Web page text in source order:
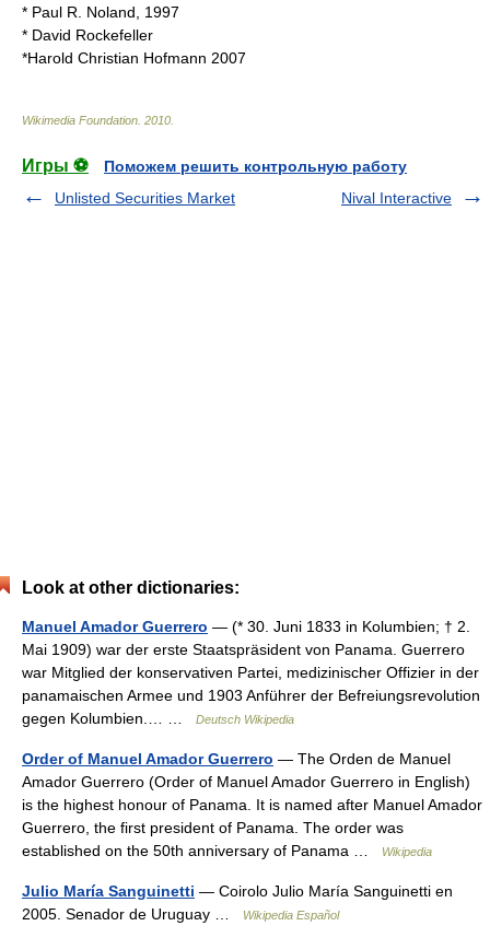
* Paul R. Noland, 1997
* David Rockefeller
*Harold Christian Hofmann 2007
Wikimedia Foundation 2010
Игры ⚽
Поможем решить контрольную работу
Unlisted Securities Market
Nival Interactive
Look at other dictionaries:
Manuel Amador Guerrero — (* 30. Juni 1833 in Kolumbien; † 2.
Mai 1909) war der erste Staatspräsident von Panama. Guerrero
war Mitglied der konservativen Partei, medizinischer Offizier in der
panamaischen Armee und 1903 Anführer der Befreiungsrevolution
gegen Kolumbien.… …
Deutsch Wikipedia
Order of Manuel Amador Guerrero — The Orden de Manuel
Amador Guerrero (Order of Manuel Amador Guerrero in English)
is the highest honour of Panama. It is named after Manuel Amador
Guerrero, the first president of Panama. The order was
established on the 50th anniversary of Panama …
Wikipedia
Julio María Sanguinetti — Coirolo Julio María Sanguinetti en
2005. Senador de Uruguay …
Wikipedia Español